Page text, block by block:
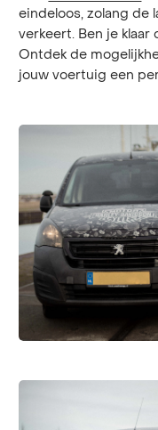
eindeloos, zolang de
verkeert. Ben je
Ontdek de
jouw voertuig een